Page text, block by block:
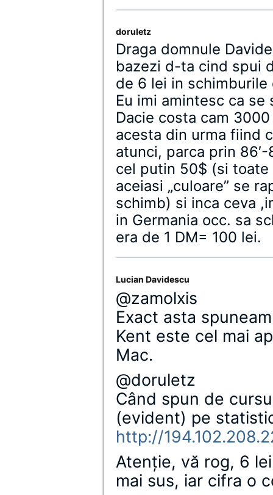
doruletz
Draga domnule
bazezi d-ta cind spui
de 6 lei in schimburile
Eu imi amintesc ca se
Dacie costa cam
acesta din urma fiind
atunci, parca prin 86′-
cel putin 50$ (si
aceiasi „culoare” se
schimb) si inca ceva
in Germania occ. sa
era de 1 DM= 100 lei.
Lucian Davidescu
@zamolxis
Exact asta
Kent este cel mai
Mac.
@doruletz
Când spun de
(evident) pe
http://
Atenţie, vă rog, 6
mai sus, iar cifra o